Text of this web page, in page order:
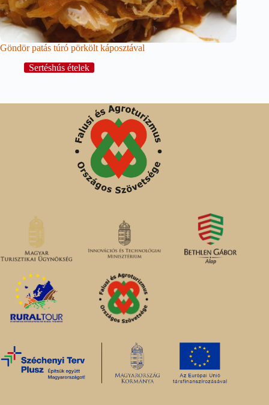
Göndör patás túró pörkölt káposztával
Sertéshús ételek